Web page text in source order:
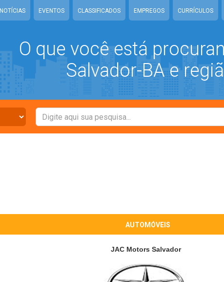
NOTÍCIAS EVENTOS CLASSIFICADOS EMPREGOS CURRÍCULOS
O que você está
Salvador-BA e
AUTOMÓVEIS
JAC Motors Salvador